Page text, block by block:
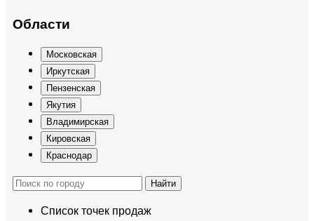
Области
Московская
Иркутская
Пензенская
Якутия
Владимирская
Кировская
Краснодар
Найти
Список точек продаж